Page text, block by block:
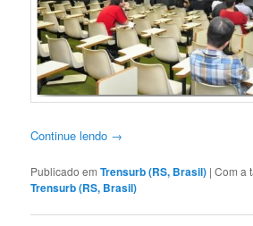
Continue lendo →
Publicado em Trensurb (RS, Brasil) |Com a
Trensurb (RS, Brasil)